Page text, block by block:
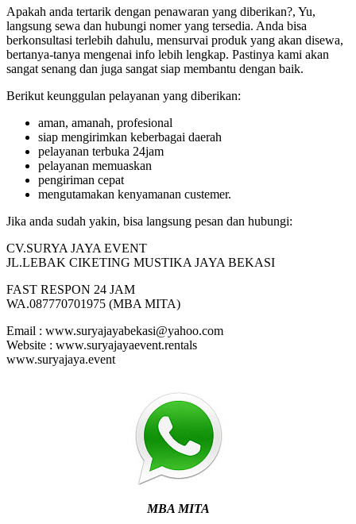
Apakah anda tertarik dengan penawaran yang diberikan?, Yu,
langsung sewa dan hubungi nomer yang tersedia. Anda bisa
berkonsultasi terlebih dahulu, mensurvai produk yang akan disewa,
bertanya-tanya mengenai info lebih lengkap. Pastinya kami akan
sangat senang dan juga sangat siap membantu dengan baik.
Berikut keunggulan pelayanan yang diberikan:
aman, amanah, profesional
siap mengirimkan keberbagai daerah
pelayanan terbuka 24jam
pelayanan memuaskan
pengiriman cepat
mengutamakan kenyamanan custemer.
Jika anda sudah yakin, bisa langsung pesan dan hubungi:
CV.SURYA JAYA EVENT
JL.LEBAK CIKETING MUSTIKA JAYA BEKASI
FAST RESPON 24 JAM
WA.087770701975 (MBA MITA)
Email : www.suryajayabekasi@yahoo.com
Website : www.suryajayaevent.rentals
www.suryajaya.event
MBA MITA